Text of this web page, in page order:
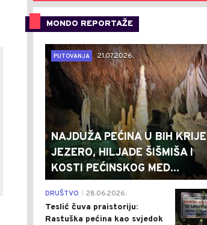
MONDO REPORTAŽE
PUTOVANJA
21.07.2026.
NAJDUŽA PEĆINA U BIH KRIJE
JEZERO, HILJADE ŠIŠMIŠA I
KOSTI PEĆINSKOG MED...
DRUŠTVO 28.06.2026.
Teslić čuva praistoriju:
Rastuška pećina kao svjedok